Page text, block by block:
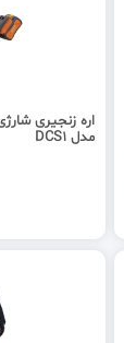
مدل DCS1